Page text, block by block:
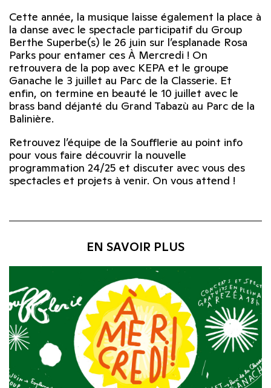
Cette année, la musique laisse également la place à
la danse avec le spectacle participatif du Group
Berthe Superbe(s) le 26 juin sur l’esplanade Rosa
Parks pour entamer ces À Mercredi ! On
retrouvera de la pop avec KEPA et le groupe
Ganache le 3 juillet au Parc de la Classerie. Et
enfin, on termine en beauté le 10 juillet avec le
brass band déjanté du Grand Tabazù au Parc de la
Balinière.
Retrouvez l’équipe de la Soufflerie au point info
pour vous faire découvrir la nouvelle
programmation 24/25 et discuter avec vous des
spectacles et projets à venir. On vous attend !
EN SAVOIR PLUS